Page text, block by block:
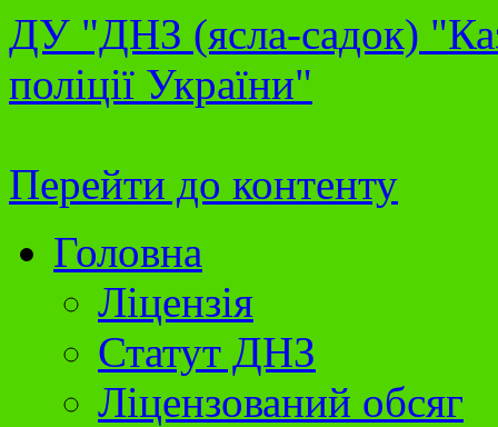
ДУ "ДНЗ (ясла-садок)
поліції України"
Перейти до контенту
Головна
Ліцензія
Статут ДНЗ
Ліцензований обсяг